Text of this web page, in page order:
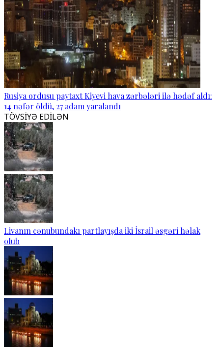
Rusiya ordusu paytaxt Kiyevi hava zərbələri ilə hədəf aldı:
14 nəfər öldü, 27 adam yaralandı
TÖVSİYƏ EDİLƏN
Livanın cənubundakı partlayışda iki İsrail əsgəri həlak
olub